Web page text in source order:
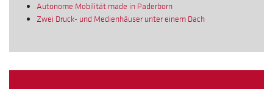
Autonome Mobilität made in Paderborn
Zwei Druck- und Medienhäuser unter einem Dach